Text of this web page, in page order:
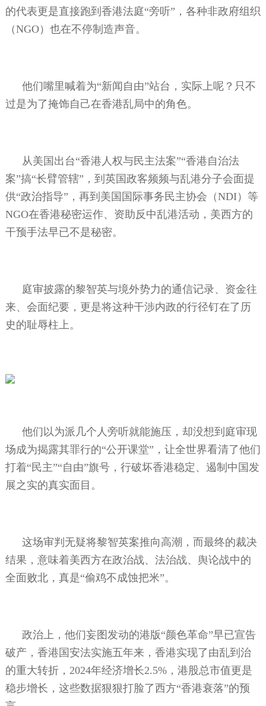
的代表更是直接跑到香港法庭“旁听”，各种非政府组织
（NGO）也在不停制造声音。
他们嘴里喊着为“新闻自由”站台，实际上呢？只不
过是为了掩饰自己在香港乱局中的角色。
从美国出台“香港人权与民主法案”“香港自治法
案”搞“长臂管辖”，到英国政客频频与乱港分子会面提
供“政治指导”，再到美国国际事务民主协会（NDI）等
NGO在香港秘密运作、资助反中乱港活动，美西方的
干预手法早已不是秘密。
庭审披露的黎智英与境外势力的通信记录、资金往
来、会面纪要，更是将这种干涉内政的行径钉在了历
史的耻辱柱上。
他们以为派几个人旁听就能施压，却没想到庭审现
场成为揭露其罪行的“公开课堂”，让全世界看清了他们
打着“民主”“自由”旗号，行破坏香港稳定、遏制中国发
展之实的真实面目。
这场审判无疑将黎智英案推向高潮，而最终的裁决
结果，意味着美西方在政治战、法治战、舆论战中的
全面败北，真是“偷鸡不成蚀把米”。
政治上，他们妄图发动的港版“颜色革命”早已宣告
破产，香港国安法实施五年来，香港实现了由乱到治
的重大转折， 2024年经济增长2.5%，港股总市值更是
稳步增长，这些数据狠狠打脸了西方“香港衰落”的预